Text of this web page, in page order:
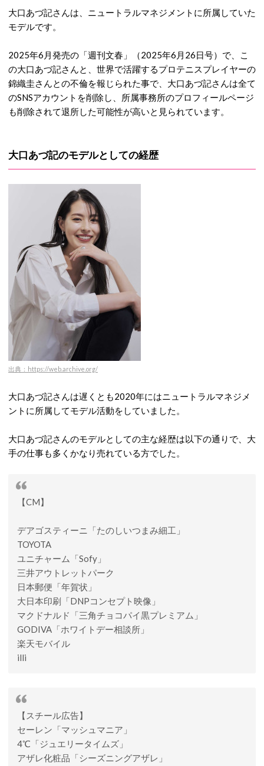
大口あづ記さんは、ニュートラルマネジメントに所属していた
モデルです。
2025年6月発売の「週刊文春」（2025年6月26日号）で、こ
の大口あづ記さんと、世界で活躍するプロテニスプレイヤーの
錦織圭さんとの不倫を報じられた事で、大口あづ記さんは全て
のSNSアカウントを削除し、所属事務所のプロフィールページ
も削除されて退所した可能性が高いと見られています。
大口あづ記のモデルとしての経歴
出典：https://web.archive.org/
大口あづ記さんは遅くとも2020年にはニュートラルマネジメ
ントに所属してモデル活動をしていました。
大口あづ記さんのモデルとしての主な経歴は以下の通りで、大
手の仕事も多くかなり売れている方でした。
【CM】
デアゴスティーニ「たのしいつまみ細工」
TOYOTA
ユニチャーム「Sofy」
三井アウトレットパーク
日本郵便「年賀状」
大日本印刷「DNPコンセプト映像」
マクドナルド「三角チョコパイ黒プレミアム」
GODIVA「ホワイトデー相談所」
楽天モバイル
illi
【スチール広告】
セーレン「マッシュマニア」
4℃「ジュエリータイムズ」
アザレ化粧品「シーズニングアザレ」